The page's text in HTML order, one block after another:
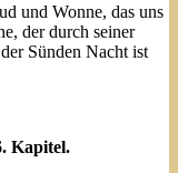
und Wonne, das uns
der durch seiner
Sünden Nacht ist
Kapitel.